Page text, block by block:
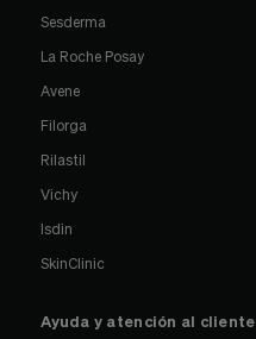
Sesderma
La Roche Posay
Avene
Filorga
Rilastil
Vichy
Isdin
SkinClinic
Ayuda y atención al cliente